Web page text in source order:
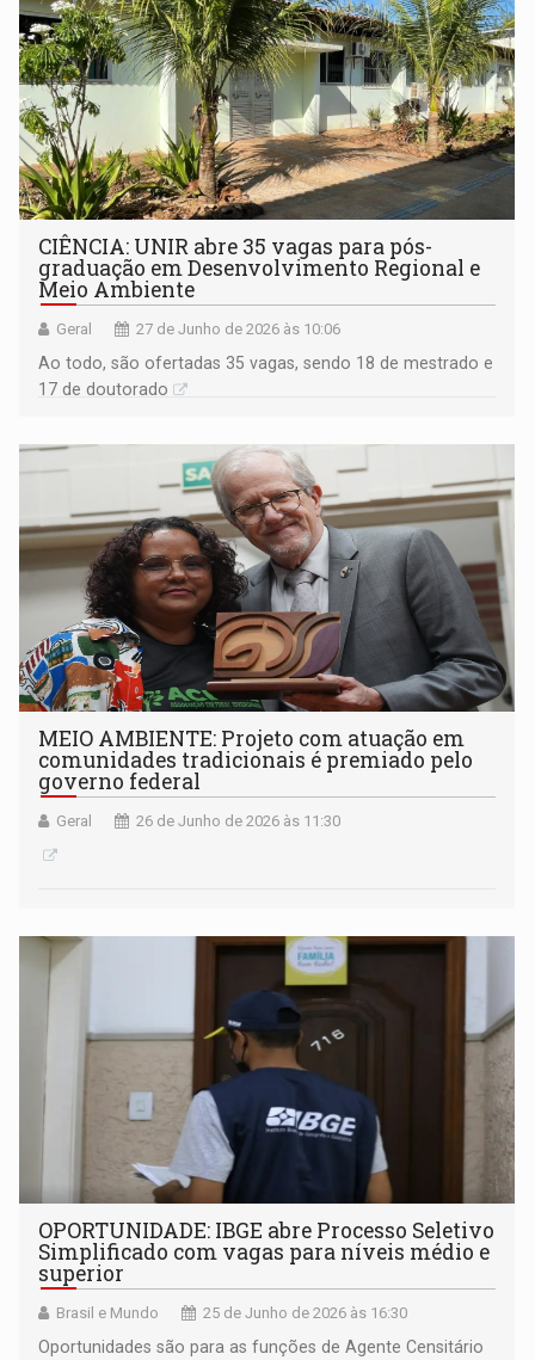
CIÊNCIA: UNIR abre 35 vagas para pós-
graduação em Desenvolvimento Regional e
Meio Ambiente
Geral 27 de Junho de 2026 às 10:06
Ao todo, são ofertadas 35 vagas, sendo 18 de mestrado e
17 de doutorado
MEIO AMBIENTE: Projeto com atuação em
comunidades tradicionais é premiado pelo
governo federal
Geral 26 de Junho de 2026 às 11:30
OPORTUNIDADE: IBGE abre Processo Seletivo
Simplificado com vagas para níveis médio e
superior
Brasil e Mundo 25 de Junho de 2026 às 16:30
Oportunidades são para as funções de Agente Censitário